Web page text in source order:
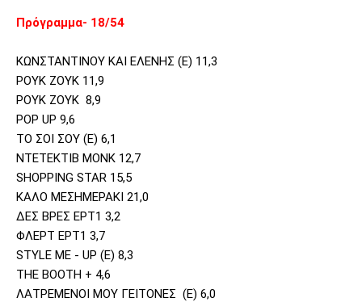
Πρόγραμμα- 18/54
ΚΩΝΣΤΑΝΤΙΝΟΥ ΚΑΙ ΕΛΕΝΗΣ (Ε) 11,3
ΡΟΥΚ ΖΟΥΚ 11,9
ΡΟΥΚ ΖΟΥΚ 8,9
POP UP 9,6
ΤΟ ΣΟΙ ΣΟΥ (Ε) 6,1
ΝΤΕΤΕΚΤΙΒ ΜΟΝΚ 12,7
SHOPPING STAR 15,5
ΚΑΛΟ ΜΕΣΗΜΕΡΑΚΙ 21,0
ΔΕΣ ΒΡΕΣ ΕΡΤ1 3,2
ΦΛΕΡΤ ΕΡΤ1 3,7
STYLE ME - UP (Ε) 8,3
THE BOOTH + 4,6
ΛΑΤΡΕΜΕΝΟΙ ΜΟΥ ΓΕΙΤΟΝΕΣ (Ε) 6,0